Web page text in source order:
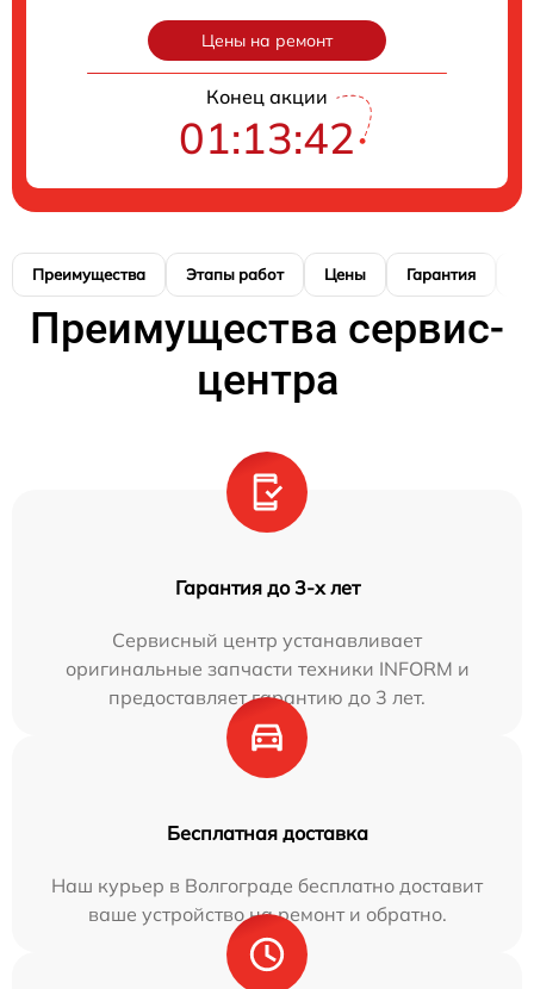
Цены на ремонт
Конец акции
01:13:41
Преимущества Этапы работ Цены Гарантия
Преимущества сервис-
центра
Гарантия до 3-х лет
Сервисный центр устанавливает
оригинальные запчасти техники INFORM и
предоставляет гарантию до 3 лет.
Бесплатная доставка
Наш курьер в Волгограде бесплатно доставит
ваше устройство на ремонт и обратно.